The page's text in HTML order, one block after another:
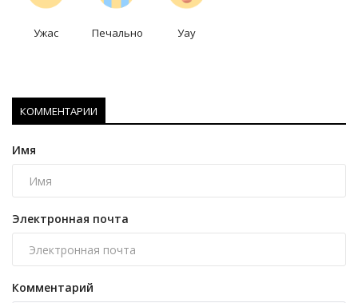
Ужас Печально Уау
КОММЕНТАРИИ
Имя
Электронная почта
Комментарий